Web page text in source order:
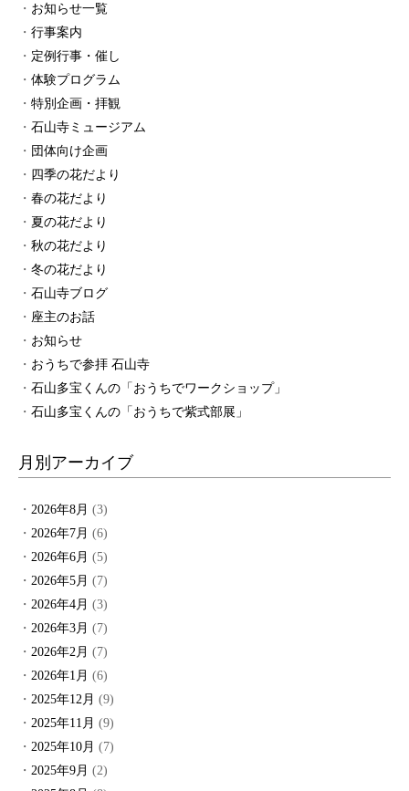
お知らせ一覧
行事案内
定例行事・催し
体験プログラム
特別企画・拝観
石山寺ミュージアム
団体向け企画
四季の花だより
春の花だより
夏の花だより
秋の花だより
冬の花だより
石山寺ブログ
座主のお話
お知らせ
おうちで参拝 石山寺
石山多宝くんの「おうちでワークショップ」
石山多宝くんの「おうちで紫式部展」
月別アーカイブ
2026年8月 (3)
2026年7月 (6)
2026年6月 (5)
2026年5月 (7)
2026年4月 (3)
2026年3月 (7)
2026年2月 (7)
2026年1月 (6)
2025年12月 (9)
2025年11月 (9)
2025年10月 (7)
2025年9月 (2)